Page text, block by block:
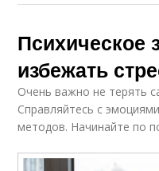
Психическое
избежать
Очень важно не терять
Справляйтесь с
методов. Начинайте по